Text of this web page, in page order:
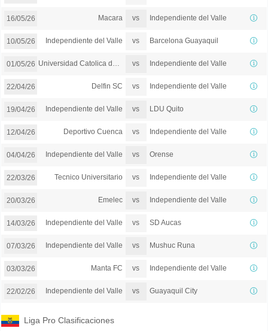
16/05/26 Macara vs Independiente del Valle
10/05/26 Independiente del Valle vs Barcelona Guayaquil
01/05/26 Universidad Catolica del Ecuador vs Independiente del Valle
22/04/26 Delfin SC vs Independiente del Valle
19/04/26 Independiente del Valle vs LDU Quito
12/04/26 Deportivo Cuenca vs Independiente del Valle
04/04/26 Independiente del Valle vs Orense
22/03/26 Tecnico Universitario vs Independiente del Valle
20/03/26 Emelec vs Independiente del Valle
14/03/26 Independiente del Valle vs SD Aucas
07/03/26 Independiente del Valle vs Mushuc Runa
03/03/26 Manta FC vs Independiente del Valle
22/02/26 Independiente del Valle vs Guayaquil City
Liga Pro Clasificaciones